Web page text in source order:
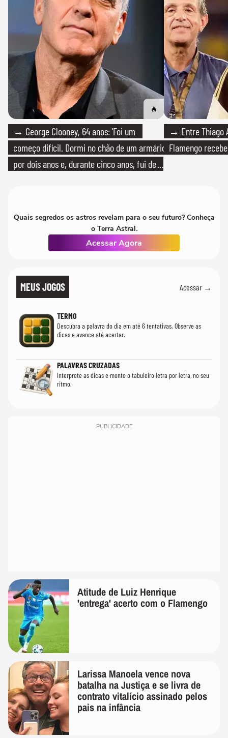
→ George Clooney, 64 anos: 'Foi um
começo difícil. Dormi no chão de um armário
por dois anos e, durante cinco anos, fui de
→ Entre Thiago
Flamengo
Quais segredos os astros revelam para o seu futuro? Conheça
o Terra Astral.
Acessar Agora
MEUS JOGOS Acessar →
TERMO
Descubra a palavra do dia em até 6 tentativas. Observe as
dicas e avance até acertar.
PALAVRAS CRUZADAS
Interprete as dicas e monte o tabuleiro letra por letra, no seu
ritmo.
PUBLICIDADE
Atitude de Luiz Henrique
'entrega' acerto com o Flamengo
Larissa Manoela vence nova
batalha na Justiça e se livra de
contrato vitalício assinado pelos
pais na infância